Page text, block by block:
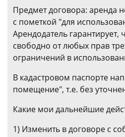
Предмет договора: аренда
с пометкой "для
Арендодатель
свободно от любых прав
ограничений в
В кадастровом паспорте
помещение", т.е. без
Какие мои дальнейшие
1) Изменить в договоре с